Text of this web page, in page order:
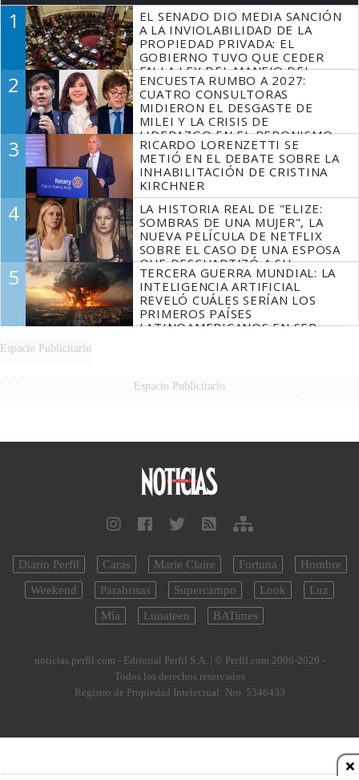
1
EL SENADO DIO MEDIA SANCIÓN
A LA INVIOLABILIDAD DE LA
PROPIEDAD PRIVADA: EL
GOBIERNO TUVO QUE CEDER
EN LA LEY DEL MANEJO DEL
FUEGO
2
ENCUESTA RUMBO A 2027:
CUATRO CONSULTORAS
MIDIERON EL DESGASTE DE
MILEI Y LA CRISIS DE
LIDERAZGO EN EL PERONISMO
3
RICARDO LORENZETTI SE
METIÓ EN EL DEBATE SOBRE LA
INHABILITACIÓN DE CRISTINA
KIRCHNER
4
LA HISTORIA REAL DE "ELIZE:
SOMBRAS DE UNA MUJER", LA
NUEVA PELÍCULA DE NETFLIX
SOBRE EL CASO DE UNA ESPOSA
QUE DESCUARTIZÓ A SU
MARIDO
5
TERCERA GUERRA MUNDIAL: LA
INTELIGENCIA ARTIFICIAL
REVELÓ CUÁLES SERÍAN LOS
PRIMEROS PAÍSES
LATINOAMERICANOS EN SER
Espacio Publicitario
Espacio Publicitario
Diario Perfil Caras Marie Claire Fortuna
Hombre
Weekend
Parabrisas Supercampo Look
Luz
Mía
Lunateen BATimes
noticias.perfil.com - Editorial Perfil S.A. | © Perfil.com 2006-2026 -
Todos los derechos reservados
Registro de Propiedad Intelectual: Nro. 5346433